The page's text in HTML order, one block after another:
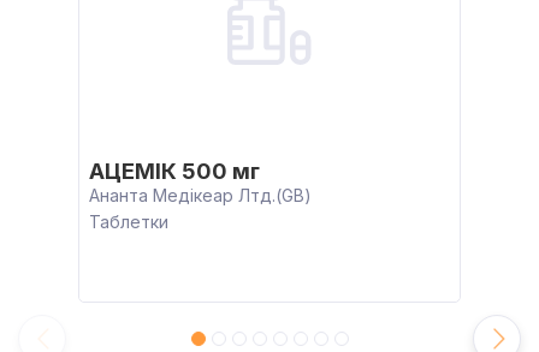
АЦЕМІК 500 мг
Ананта Медікеар Лтд.(GB)
Таблетки